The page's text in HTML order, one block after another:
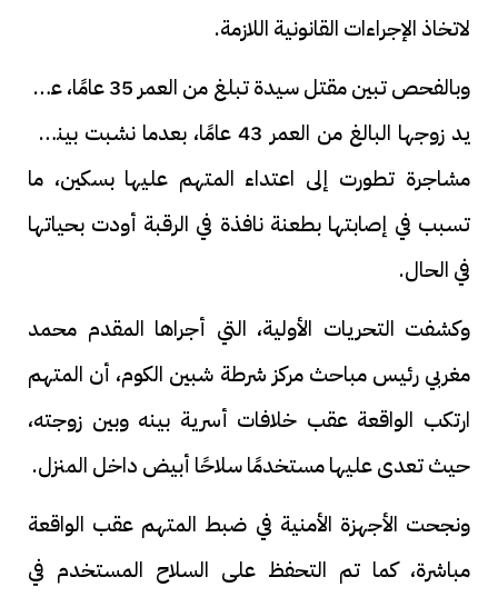
لاتخاذ الإجراءات القانونية اللازمة.
وبالفحص تبين مقتل سيدة تبلغ من العمر 35 عامًا، على
يد زوجها البالغ من العمر 43 عامًا، بعدما نشبت بينهما
مشاجرة تطورت إلى اعتداء المتهم عليها بسكين، ما
تسبب في إصابتها بطعنة نافذة في الرقبة أودت بحياتها
في الحال.
وكشفت التحريات الأولية، التي أجراها المقدم محمد
مغربي رئيس مباحث مركز شرطة شبين الكوم، أن المتهم
ارتكب الواقعة عقب خلافات أسرية بينه وبين زوجته،
حيث تعدى عليها مستخدمًا سلاحًا أبيض داخل المنزل.
ونجحت الأجهزة الأمنية في ضبط المتهم عقب الواقعة
مباشرة، كما تم التحفظ على السلاح المستخدم في